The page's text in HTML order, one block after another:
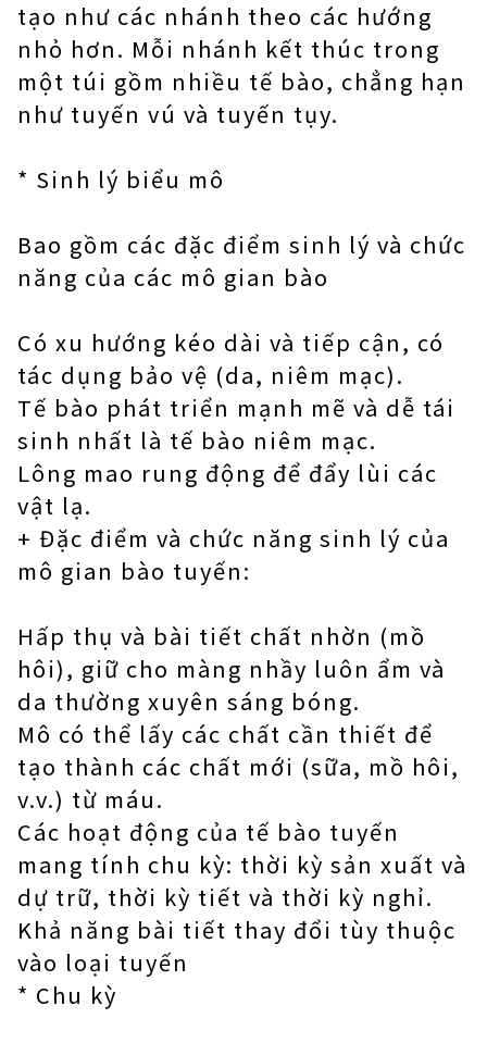
tạo như các nhánh theo các hướng
nhỏ hơn. Mỗi nhánh kết thúc trong
một túi gồm nhiều tế bào, chẳng hạn
như tuyến vú và tuyến tụy.
* Sinh lý biểu mô
Bao gồm các đặc điểm sinh lý và chức
năng của các mô gian bào
Có xu hướng kéo dài và tiếp cận, có
tác dụng bảo vệ (da, niêm mạc).
Tế bào phát triển mạnh mẽ và dễ tái
sinh nhất là tế bào niêm mạc.
Lông mao rung động để đẩy lùi các
vật lạ.
+ Đặc điểm và chức năng sinh lý của
mô gian bào tuyến:
Hấp thụ và bài tiết chất nhờn (mồ
hôi), giữ cho màng nhầy luôn ẩm và
da thường xuyên sáng bóng.
Mô có thể lấy các chất cần thiết để
tạo thành các chất mới (sữa, mồ hôi,
v.v.) từ máu.
Các hoạt động của tế bào tuyến
mang tính chu kỳ: thời kỳ sản xuất và
dự trữ, thời kỳ tiết và thời kỳ nghỉ.
Khả năng bài tiết thay đổi tùy thuộc
vào loại tuyến
* Chu kỳ